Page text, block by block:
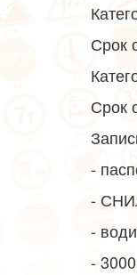
Срок
Срок
-
-
-
-